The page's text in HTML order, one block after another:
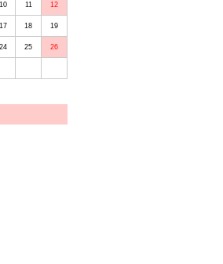
10 11 12
17 18 19
24 25 26